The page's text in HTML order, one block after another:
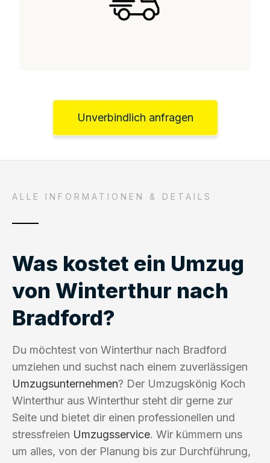
Unverbindlich anfragen
ALLE INFORMATIONEN & DETAILS
Was kostet ein Umzug
von Winterthur nach
Bradford?
Du möchtest von Winterthur nach Bradford
umziehen und suchst nach einem zuverlässigen
Umzugsunternehmen? Der Umzugskönig Koch
Winterthur aus Winterthur steht dir gerne zur
Seite und bietet dir einen professionellen und
stressfreien Umzugsservice. Wir kümmern uns
um alles, von der Planung bis zur Durchführung,